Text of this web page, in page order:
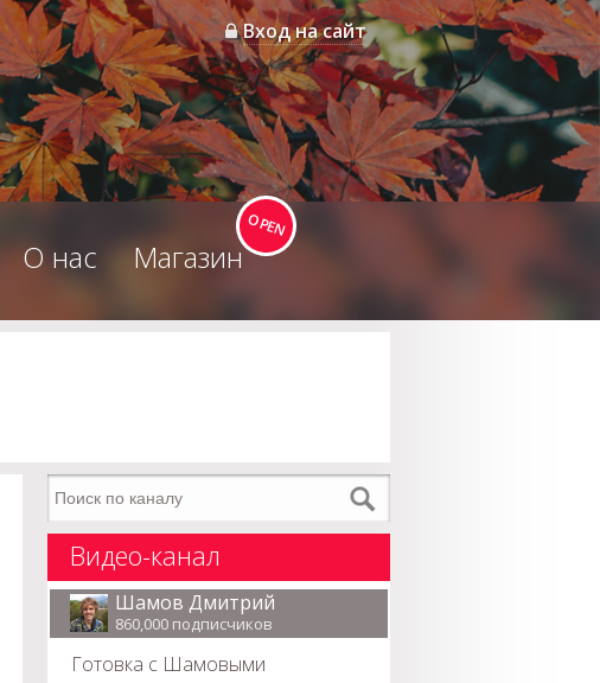
Вход на сайт
О нас Магазин
Видео-канал
Шамов Дмитрий
860,000 подписчиков
Готовка с Шамовыми